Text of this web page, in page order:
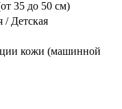
35 до 50 см)
/ Детская
кожи (машинной